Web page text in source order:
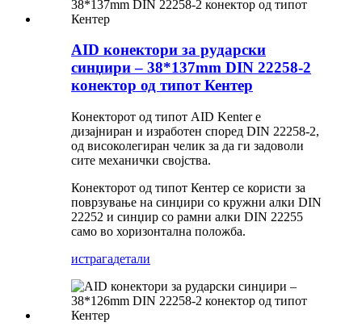
AID конектори за рударски
синџири – 38*137mm DIN 22258-2
конектор од типот Кентер
Конекторот од типот AID Kenter е
дизајниран и изработен според DIN 22258-2,
од високолегиран челик за да ги задоволи
сите механички својства.
Конекторот од типот Кентер се користи за
поврзување на синџири со кружни алки DIN
22252 и синџир со рамни алки DIN 22255
само во хоризонтална положба.
истрагадетали